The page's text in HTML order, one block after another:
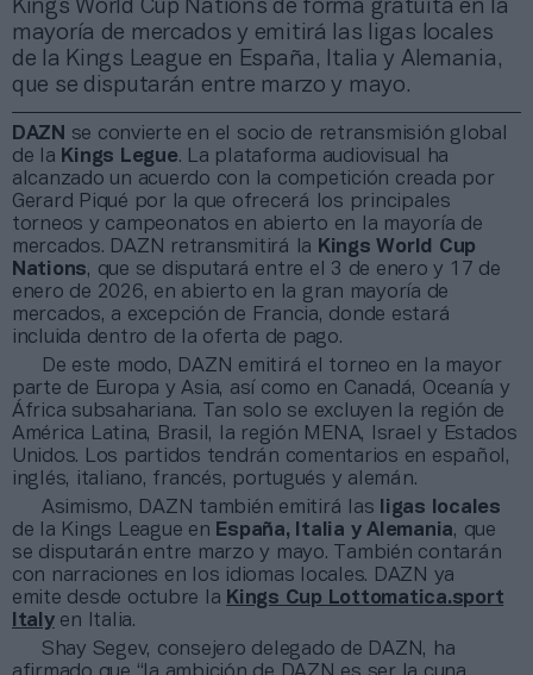
Kings World Cup Nations de forma gratuita en la
mayoría de mercados y emitirá las ligas locales
de la Kings League en España, Italia y Alemania,
que se disputarán entre marzo y mayo.
DAZN se convierte en el socio de retransmisión global
de la Kings Legue. La plataforma audiovisual ha
alcanzado un acuerdo con la competición creada por
Gerard Piqué por la que ofrecerá los principales
torneos y campeonatos en abierto en la mayoría de
mercados. DAZN retransmitirá la Kings World Cup
Nations, que se disputará entre el 3 de enero y 17 de
enero de 2026, en abierto en la gran mayoría de
mercados, a excepción de Francia, donde estará
incluida dentro de la oferta de pago.
De este modo, DAZN emitirá el torneo en la mayor
parte de Europa y Asia, así como en Canadá, Oceanía y
África subsahariana. Tan solo se excluyen la región de
América Latina, Brasil, la región MENA, Israel y Estados
Unidos. Los partidos tendrán comentarios en español,
inglés, italiano, francés, portugués y alemán.
Asimismo, DAZN también emitirá las
ligas locales
de la Kings League en España, Italia y Alemania, que
se disputarán entre marzo y mayo. También contarán
con narraciones en los idiomas locales. DAZN ya
emite desde octubre la Kings Cup Lottomatica.sport
Italy en Italia.
Shay Segev, consejero delegado de DAZN, ha